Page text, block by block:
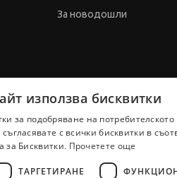
За новодошли
използва бисквитки
за подобряване на
с всички бисквитки в
за Бисквитки. Прочетете още
ТАРГЕТИРАНЕ